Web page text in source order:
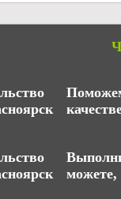
можете,